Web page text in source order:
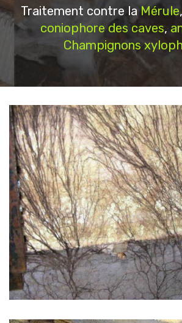
Traitement contre laMérule,
coniophore des caves,
Champignons